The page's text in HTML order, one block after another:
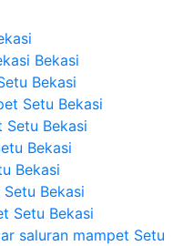
Bekasi
Bekasi
Setu Bekasi
Setu Bekasi
Bekasi
Bekasi
Bekasi
Setu Bekasi
saluran mampet Setu